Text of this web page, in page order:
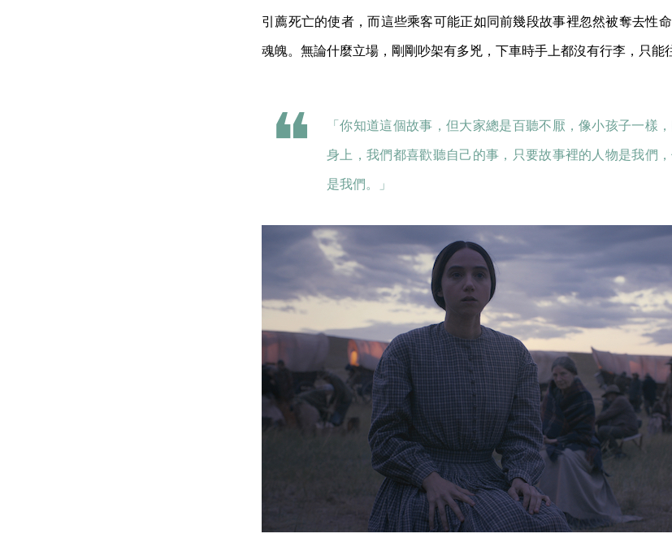
引薦死亡的使者，而這些乘客可能正如同前幾段故事裡忽然被奪去性
魂魄。無論什麼立場，剛剛吵架有多兇，下車時手上都沒有行李，只能
「你知道這個故事，但大家總是百聽不厭，像小孩子一樣
身上，我們都喜歡聽自己的事，只要故事裡的人物是我們
是我們。」